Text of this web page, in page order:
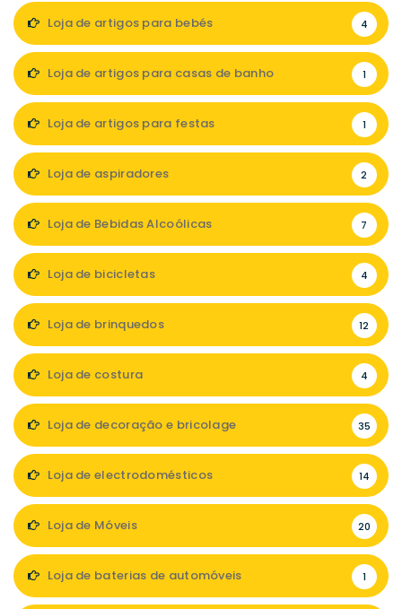
Loja de artigos para bebés 4
Loja de artigos para casas de banho 1
Loja de artigos para festas 1
Loja de aspiradores 2
Loja de Bebidas Alcoólicas 7
Loja de bicicletas 4
Loja de brinquedos 12
Loja de costura 4
Loja de decoração e bricolage 35
Loja de electrodomésticos 14
Loja de Móveis 20
Loja de baterias de automóveis 1